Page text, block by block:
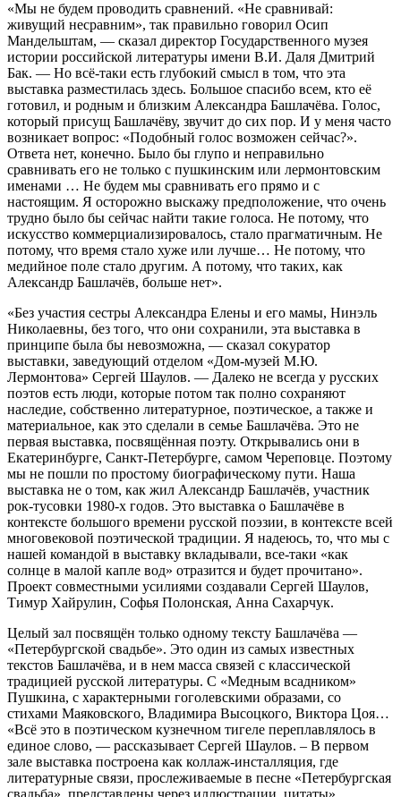
«Мы не будем проводить сравнений. «Не сравнивай:
живущий несравним», так правильно говорил Осип
Мандельштам, — сказал директор Государственного музея
истории российской литературы имени В.И. Даля Дмитрий
Бак. — Но всё-таки есть глубокий смысл в том, что эта
выставка разместилась здесь. Большое спасибо всем, кто её
готовил, и родным и близким Александра Башлачёва. Голос,
который присущ Башлачёву, звучит до сих пор. И у меня часто
возникает вопрос: «Подобный голос возможен сейчас?».
Ответа нет, конечно. Было бы глупо и неправильно
сравнивать его не только с пушкинским или лермонтовским
именами … Не будем мы сравнивать его прямо и с
настоящим. Я осторожно выскажу предположение, что очень
трудно было бы сейчас найти такие голоса. Не потому, что
искусство коммерциализировалось, стало прагматичным. Не
потому, что время стало хуже или лучше… Не потому, что
медийное поле стало другим. А потому, что таких, как
Александр Башлачёв, больше нет».
«Без участия сестры Александра Елены и его мамы, Нинэль
Николаевны, без того, что они сохранили, эта выставка в
принципе была бы невозможна, — сказал сокуратор
выставки, заведующий отделом «Дом-музей М.Ю.
Лермонтова» Сергей Шаулов. — Далеко не всегда у русских
поэтов есть люди, которые потом так полно сохраняют
наследие, собственно литературное, поэтическое, а также и
материальное, как это сделали в семье Башлачёва. Это не
первая выставка, посвящённая поэту. Открывались они в
Екатеринбурге, Санкт-Петербурге, самом Череповце. Поэтому
мы не пошли по простому биографическому пути. Наша
выставка не о том, как жил Александр Башлачёв, участник
рок-тусовки 1980-х годов. Это выставка о Башлачёве в
контексте большого времени русской поэзии, в контексте всей
многовековой поэтической традиции. Я надеюсь, то, что мы с
нашей командой в выставку вкладывали, все-таки «как
солнце в малой капле вод» отразится и будет прочитано».
Проект совместными усилиями создавали Сергей Шаулов,
Тимур Хайрулин, Софья Полонская, Анна Сахарчук.
Целый зал посвящён только одному тексту Башлачёва —
«Петербургской свадьбе». Это один из самых известных
текстов Башлачёва, и в нем масса связей с классической
традицией русской литературы. С «Медным всадником»
Пушкина, с характерными гоголевскими образами, со
стихами Маяковского, Владимира Высоцкого, Виктора Цоя…
«Всё это в поэтическом кузнечном тигеле переплавлялось в
единое слово, — рассказывает Сергей Шаулов. – В первом
зале выставка построена как коллаж-инсталляция, где
литературные связи, прослеживаемые в песне «Петербургская
свадьба», представлены через иллюстрации, цитаты».